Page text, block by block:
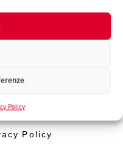
Policy
novità di
Policy